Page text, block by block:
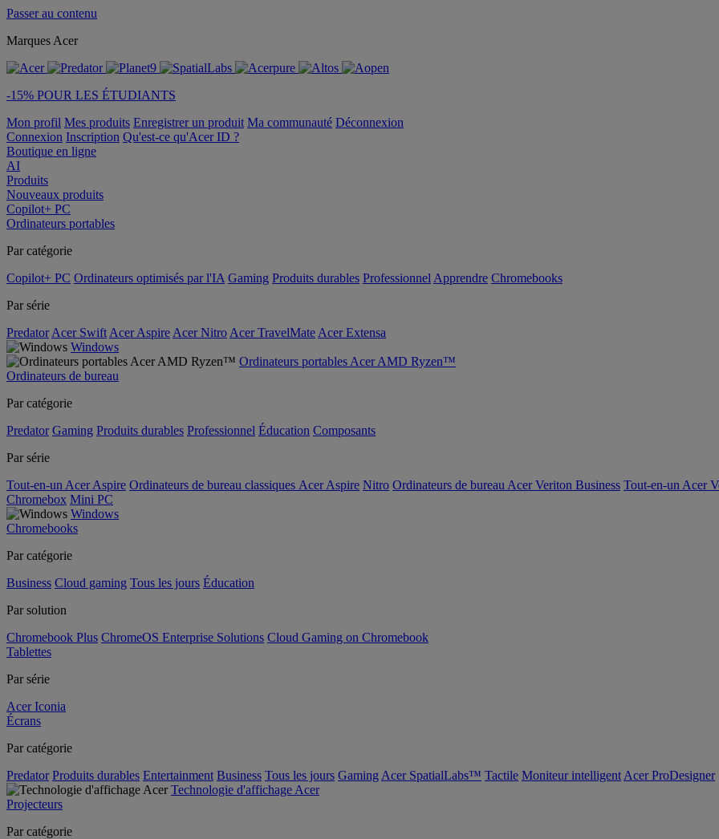
Passer au contenu
Marques Acer
-15% POUR LES ÉTUDIANTS
Mon profil Mes produits Enregistrer un produit Ma communauté Déconnexion
Connexion Inscription Qu'est-ce qu'Acer ID ?
Boutique en ligne
AI
Produits
Nouveaux produits
Copilot+ PC
Ordinateurs portables
Par catégorie
Copilot+ PC Ordinateurs optimisés par l'IA Gaming Produits durables Professionnel Apprendre Chromebooks
Par série
Predator Acer Swift Acer Aspire Acer Nitro Acer TravelMate Acer Extensa
Windows
Ordinateurs portables Acer AMD Ryzen™
Ordinateurs de bureau
Par catégorie
Predator Gaming Produits durables Professionnel Éducation Composants
Par série
Tout-en-un Acer Aspire Ordinateurs de bureau classiques Acer Aspire Nitro Ordinateurs de bureau Acer Veriton Business Tout-en-un Acer
Chromebox Mini PC
Windows
Chromebooks
Par catégorie
Business Cloud gaming Tous les jours Éducation
Par solution
Chromebook Plus ChromeOS Enterprise Solutions Cloud Gaming on Chromebook
Tablettes
Par série
Acer Iconia
Écrans
Par catégorie
Predator Produits durables Entertainment Business Tous les jours Gaming Acer SpatialLabs™ Tactile Moniteur intelligent Acer ProDesigner
Technologie d'affichage Acer
Projecteurs
Par catégorie